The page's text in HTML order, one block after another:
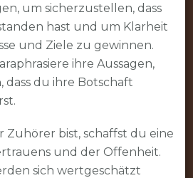
um sicherzustellen, dass
hast und um Klarheit
und Ziele zu gewinnen.
ihre Aussagen,
dass du ihre Botschaft
bist, schaffst du eine
und der Offenheit.
sich wertgeschätzt